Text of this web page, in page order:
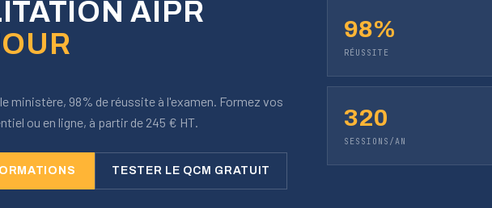
AIPR
ministère, 98% de réussite à l'examen. Formez vos
ou en ligne, à partir de 245 € HT.
TESTER LE QCM GRATUIT
98%
RÉUSSITE
320
SESSIONS/AN